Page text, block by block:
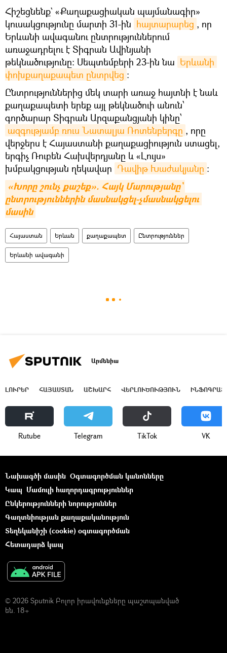
Հիշեցնենք` «Քաղաքացիական պայմանագիր»
կուսակցությունը մարտի 31-ին հայտարարեց , որ
Երևանի ավագանու ընտրություններում
առաջադրելու է Տիգրան Ավինյանի
թեկնածությունը։ Սեպտեմբերի 23-ին նա Երևանի
փոխքաղաքապետ ընտրվեց ։
Ընտրություններից մեկ տարի առաջ հայտնի է նաև
քաղաքապետի երեք այլ թեկնածուի անուն՝
գործարար Տիգրան Արզաքանցյանի կինը՝
ազգությամբ ռուս Նատալյա Ռոտենբերգը , որը
վերջերս է Հայաստանի քաղաքացիություն ստացել,
երգիչ Ռուբեն Հախվերդյանը և «Լույս»
խմբակցության ղեկավար Դավիթ Խաժակյանը ։
«Խորը շունչ քաշեք». Հայկ Մարությանը`
ընտրություններին մասնակցել-չմասնակցելու
մասին
Հայաստան Երևան քաղաքապետ Ընտրություններ
Երևանի ավագանի
Արմենիա
ԼՈՒՐԵՐ ՀԱՅԱՍՏԱՆ ԱՇԽԱՐՀ ՎԵՐԼՈՒԾՈՒԹՅՈՒՆ
Rutube Telegram ТikТоk VK
Նախագծի մասին Օգտագործման կանոնները
Կապ Մամուլի հաղորդագրություններ
Ընկերությունների նորություններ
Գաղտնիության քաղաքականություն
Տեղեկանիշի (cookie) օգտագործման
Հետադարձ կապ
© 2026 Sputnik Բոլոր իրավունքները պաշտպանված
են. 18+